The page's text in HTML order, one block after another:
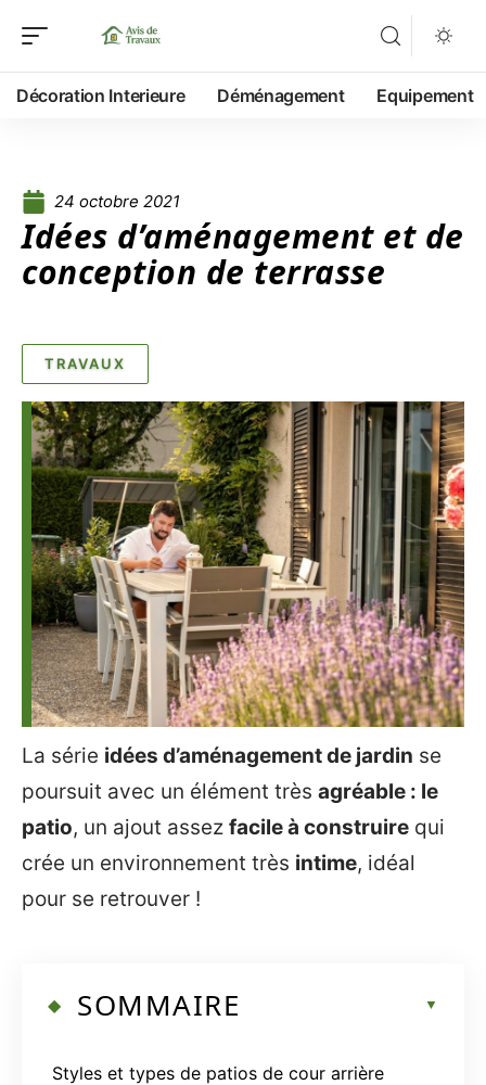
Décoration Interieure Déménagement Equipement
24 octobre 2021
Idées d’aménagement et de
conception de terrasse
TRAVAUX
La série idées d’aménagement de jardin se
poursuit avec un élément très agréable : le
patio, un ajout assez facile à construire qui
crée un environnement très intime, idéal
pour se retrouver !
SOMMAIRE
Styles et types de patios de cour arrière